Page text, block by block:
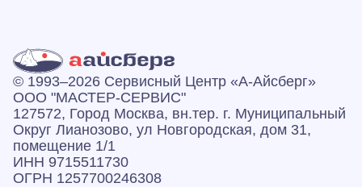
© 1993–2026 Сервисный Центр «А‑Айсберг»
ООО "МАСТЕР-СЕРВИС"
127572, Город Москва, вн.тер. г. Муниципальный
Округ Лианозово, ул Новгородская, дом 31,
помещение 1/1
ИНН 9715511730
ОГРН 1257700246308